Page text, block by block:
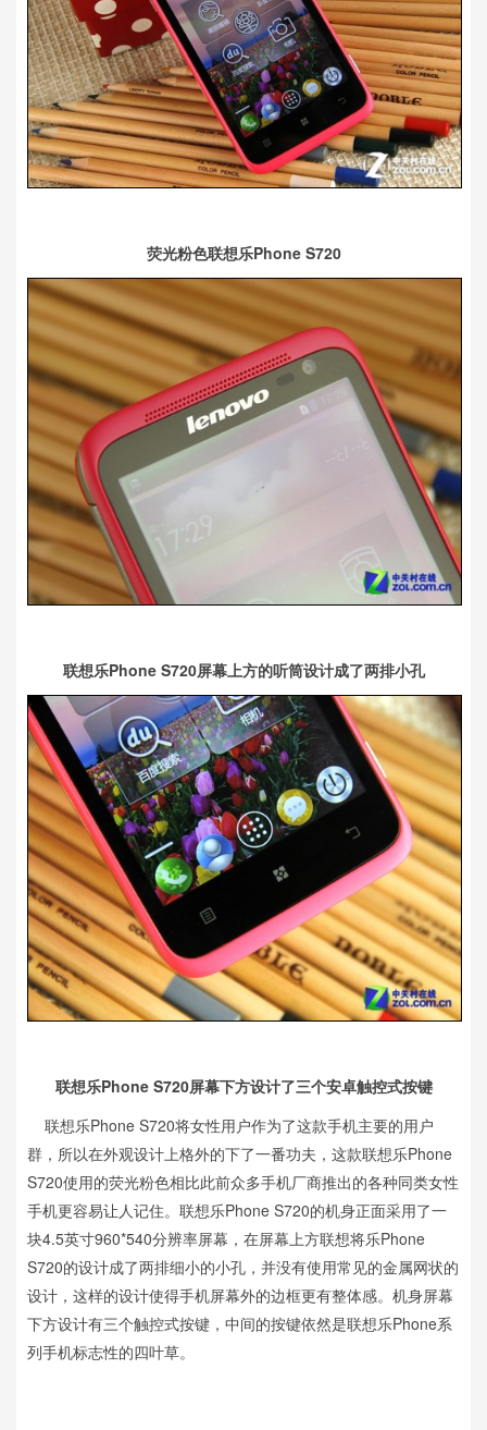
荧光粉色联想乐Phone S720
联想乐Phone S720屏幕上方的听筒设计成了两排小孔
联想乐Phone S720屏幕下方设计了三个安卓触控式按键
联想乐Phone S720将女性用户作为了这款手机主要的用户
群，所以在外观设计上格外的下了一番功夫，这款联想乐Phone
S720使用的荧光粉色相比此前众多手机厂商推出的各种同类女性
手机更容易让人记住。联想乐Phone S720的机身正面采用了一
块4.5英寸960*540分辨率屏幕，在屏幕上方联想将乐Phone
S720的设计成了两排细小的小孔，并没有使用常见的金属网状的
设计，这样的设计使得手机屏幕外的边框更有整体感。机身屏幕
下方设计有三个触控式按键，中间的按键依然是联想乐Phone系
列手机标志性的四叶草。